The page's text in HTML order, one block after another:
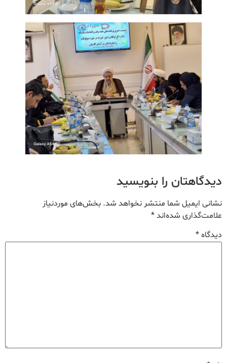
دیدگاهتان را بنویسید
نشانی ایمیل شما منتشر نخواهد شد. بخش‌های موردنیاز
علامت‌گذاری شده‌اند*
دیدگاه*